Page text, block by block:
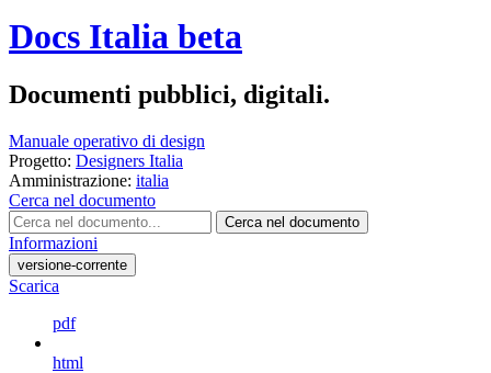
Docs Italia beta
Documenti pubblici, digitali.
Manuale operativo di design
Progetto: Designers Italia
Amministrazione: italia
Cerca nel documento
Cerca nel documento
Informazioni
versione-corrente
Scarica
pdf
html